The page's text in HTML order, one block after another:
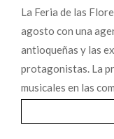
La Feria de las
agosto con una
antioqueñas y las
protagonistas. La
musicales en las